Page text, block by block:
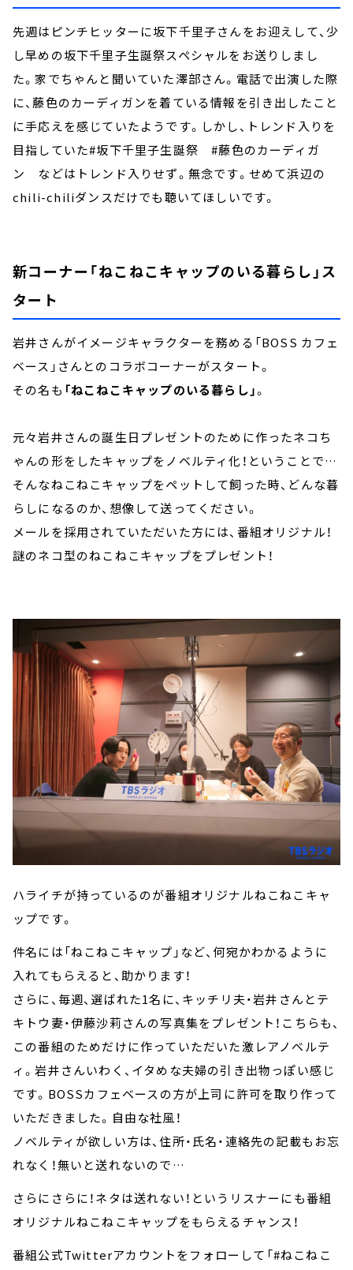
先週はピンチヒッターに坂下千里子さんをお迎えして、少
し早めの坂下千里子生誕祭スペシャルをお送りしまし
た。家でちゃんと聞いていた澤部さん。電話で出演した際
に、藤色のカーディガンを着ている情報を引き出したこと
に手応えを感じていたようです。しかし、トレンド入りを
目指していた#坂下千里子生誕祭 #藤色のカーディガ
ン などはトレンド入りせず。無念です。せめて浜辺の
chili-chiliダンスだけでも聴いてほしいです。
新コーナー「ねこねこキャップのいる暮らし」ス
タート
岩井さんがイメージキャラクターを務める「BOSS カフェ
ベース」さんとのコラボコーナーがスタート。
その名も 「ねこねこキャップのいる暮らし」。
元々岩井さんの誕生日プレゼントのために作ったネコち
ゃんの形をしたキャップをノベルティ化！ということで…
そんなねこねこキャップをペットして飼った時、どんな暮
らしになるのか、想像して送ってください。
メールを採用されていただいた方には、番組オリジナル！
謎のネコ型のねこねこキャップをプレゼント！
ハライチが持っているのが番組オリジナルねこねこキャ
ップです。
件名には「ねこねこキャップ」など、何宛かわかるように
入れてもらえると、助かります！
さらに、毎週、選ばれた1名に、キッチリ夫・岩井さんとテ
キトウ妻・伊藤沙莉さんの写真集をプレゼント！こちらも、
この番組のためだけに作っていただいた激レアノベルテ
ィ。岩井さんいわく、イタめな夫婦の引き出物っぽい感じ
です。BOSSカフェベースの方が上司に許可を取り作って
いただきました。自由な社風！
ノベルティが欲しい方は、住所・氏名・連絡先の記載もお忘
れなく！無いと送れないので…
さらにさらに！ネタは送れない！というリスナーにも番組
オリジナルねこねこキャップをもらえるチャンス！
番組公式Twitterアカウントをフォローして「#ねこねこ